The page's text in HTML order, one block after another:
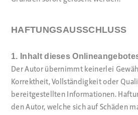
HAFTUNGSAUSSCHLUSS
1. Inhalt dieses
Der Autor übernimmt keinerlei
Korrektheit, Vollständigkeit oder
bereitgestellten Informationen.
den Autor, welche sich auf Schäden